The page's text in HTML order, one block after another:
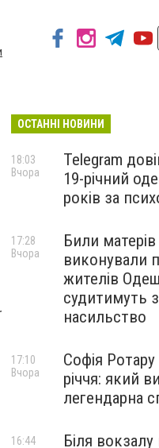
ОСТАННІ НОВИНИ
Telegram
19-річний
років за
18:03
Вчора
Били
виконували
жителів
судитимуть
насильство
17:28
Вчора
Софія
річчя: який
легендарна
17:10
Вчора
Біля вокзалу
16:44